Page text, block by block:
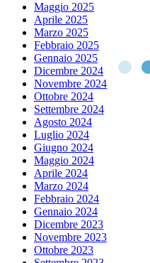
Maggio 2025
Aprile 2025
Marzo 2025
Febbraio 2025
Gennaio 2025
Dicembre 2024
Novembre 2024
Ottobre 2024
Settembre 2024
Agosto 2024
Luglio 2024
Giugno 2024
Maggio 2024
Aprile 2024
Marzo 2024
Febbraio 2024
Gennaio 2024
Dicembre 2023
Novembre 2023
Ottobre 2023